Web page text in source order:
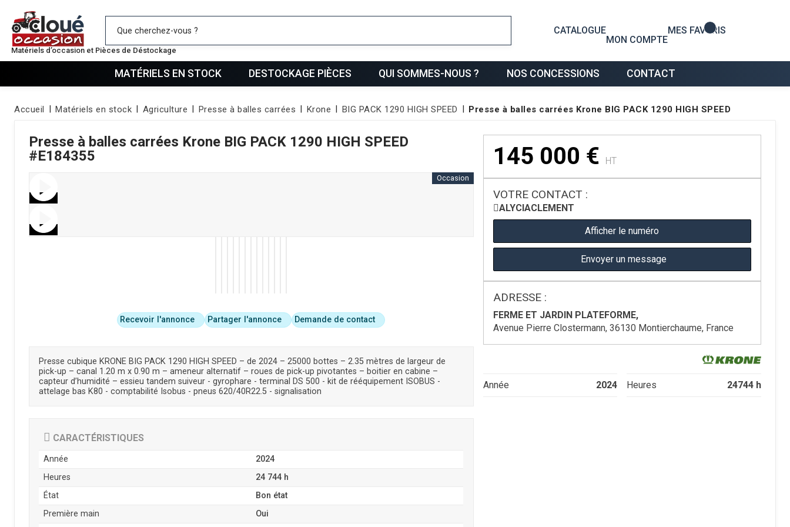
Matériels d’occasion et Pièces de Déstockage
CATALOGUE
MON COMPTE
MES FAVORIS
Mes favoris
MATÉRIELS EN STOCK DESTOCKAGE PIÈCES QUI SOMMES-NOUS ? NOS CONCESSIONS CONTACT
Accueil Matériels en stock Agriculture Presse à balles carrées Krone BIG PACK 1290 HIGH SPEED Presse à balles carrées Krone BIG PACK 1290 HIGH SPEED
Presse à balles carrées Krone BIG PACK 1290 HIGH SPEED
#E184355
Occasion
Presse cubique KRONE BIG PACK 1290 HIGH SPEED – de 2024 – 25000 bottes – 2.35 mètres de largeur de
pick-up – canal 1.20 m x 0.90 m – ameneur alternatif – roues de pick-up pivotantes – boitier en cabine –
capteur d’humidité – essieu tandem suiveur - gyrophare - terminal DS 500 - kit de rééquipement ISOBUS -
attelage bas K80 - comptabilité Isobus - pneus 620/40R22.5 - signalisation
Demande de contact
Partager l'annonce
Recevoir l'annonce
CARACTÉRISTIQUES
Année
2024
Heures
24 744 h
État
Bon état
Première main
Oui
145 000 € HT
VOTRE CONTACT :
ALYCIACLEMENT
Afficher le numéro
Envoyer un message
ADRESSE :
FERME ET JARDIN PLATEFORME,
Avenue Pierre Clostermann, 36130 Montierchaume, France
Année 2024 Heures 24744 h